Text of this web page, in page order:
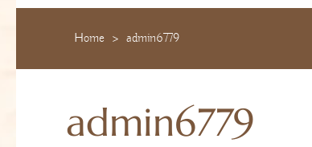
Home > admin6779
admin6779